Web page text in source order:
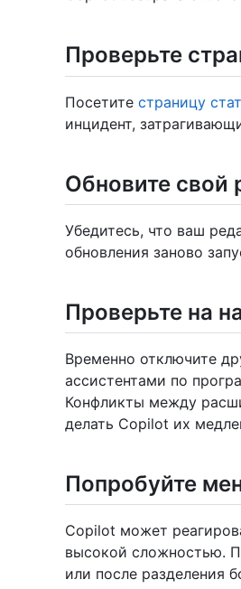
Проверьте
Посетите страницу
инцидент,
Обновите свой
Убедитесь, что ваш
обновления заново
Проверьте на
Временно отключите
ассистентами по
Конфликты между
делать Copilot их
Попробуйте
Copilot может
высокой сложностью.
или после разделения